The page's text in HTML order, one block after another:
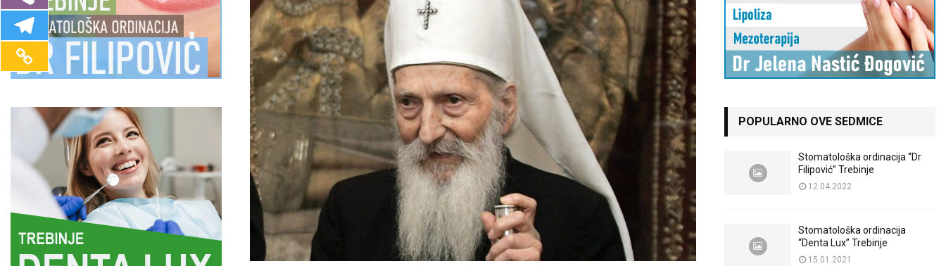
POPULARNO OVE SEDMICE
Stomatološka ordinacija “Dr
Filipović” Trebinje
12.04.2022
Stomatološka ordinacija
“Denta Lux” Trebinje
15.01.2021